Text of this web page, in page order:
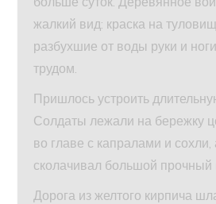
жалкий вид: краска на
разбухшие от воды руки и
трудом.
Пришлось устроить
Солдаты лежали на бережку
во главе с капралами и
сколачивал большой прочный
Дорога из желтого кирпича